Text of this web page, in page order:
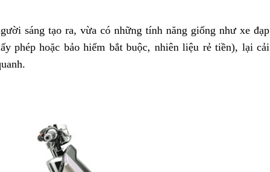
sáng tạo ra, vừa có những tính năng giống như xe đạp
phép hoặc bảo hiểm bắt buộc, nhiên liệu rẻ tiền), lại cải